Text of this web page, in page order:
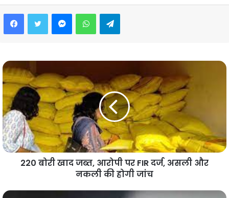
FacebookTwitter MessengerWhatsAppTelegram
220 बोरी खाद जब्त, आरोपी पर FIR दर्ज, असली और
नकली की होगी जांच